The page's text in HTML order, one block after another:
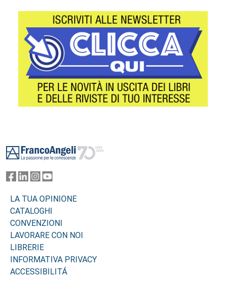
LA TUA OPINIONE
CATALOGHI
CONVENZIONI
LAVORARE CON NOI
LIBRERIE
INFORMATIVA PRIVACY
ACCESSIBILITÁ